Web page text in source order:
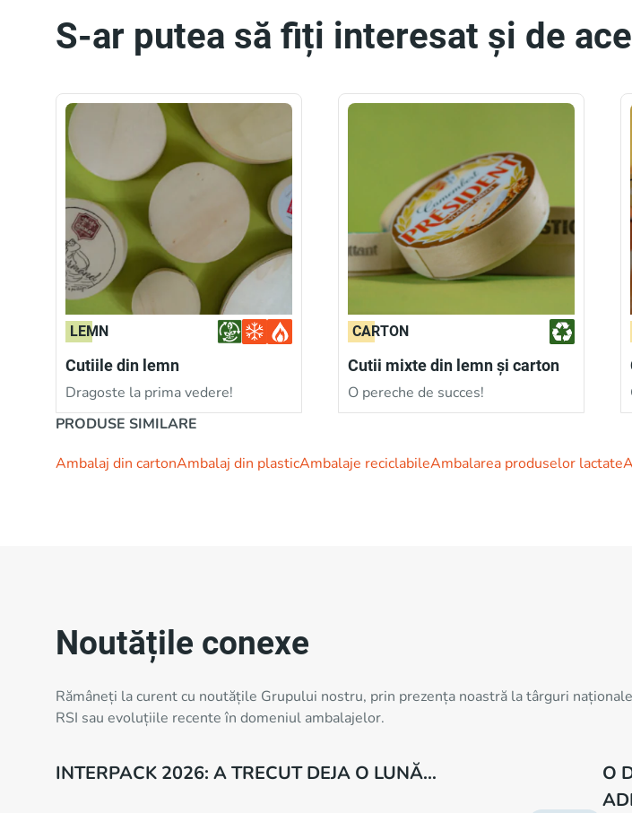
S-ar putea să fiți interesat și de
LEMN
Cutiile din lemn
Dragoste la prima vedere!
CARTON
Cutii mixte din lemn și carton
O pereche de succes!
PRODUSE SIMILARE
Ambalaj din cartonAmbalaj din plasticAmbalaje reciclabileAmbalarea produselor lactate
Noutățile conexe
Rămâneți la curent cu noutățile Grupului nostru, prin prezența noastră la târguri
RSI sau evoluțiile recente în domeniul ambalajelor.
INTERPACK 2026: A TRECUT DEJA O LUNĂ…
O